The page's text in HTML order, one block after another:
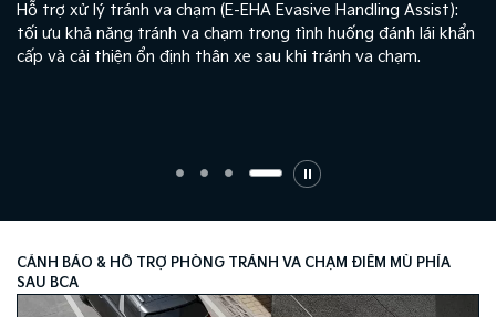
Hỗ trợ xử lý tránh va chạm (E-EHA Evasive Handling Assist):
tối ưu khả năng tránh va chạm trong tình huống đánh lái khẩn
cấp và cải thiện ổn định thân xe sau khi tránh va chạm.
CẢNH BÁO & HỖ TRỢ PHÒNG TRÁNH VA CHẠM ĐIỂM MÙ PHÍA
SAU BCA